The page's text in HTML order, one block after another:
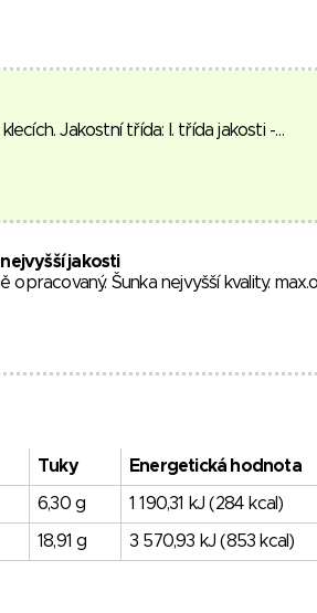
Jakostní třída: I. třída jakosti -…
jakosti
Šunka nejvyšší kvality.
Tuky Energetická hodnota
6,30 g 1 190,31 kJ (284 kcal)
18,91 g 3 570,93 kJ (853 kcal)